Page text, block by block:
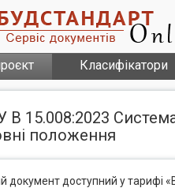
Класифікатори
В 15.008:2023
положення
документ доступний у тарифі